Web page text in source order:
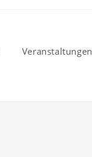
Veranstaltungen